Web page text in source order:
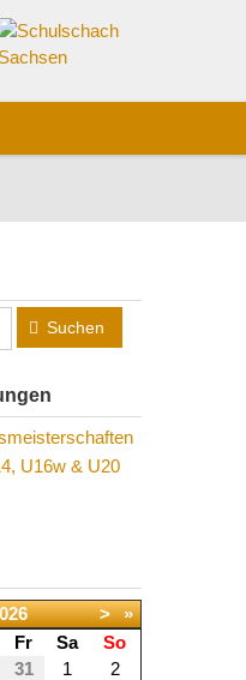
Suchen
U16w & U20
>
»
Fr Sa
So
31 1
2